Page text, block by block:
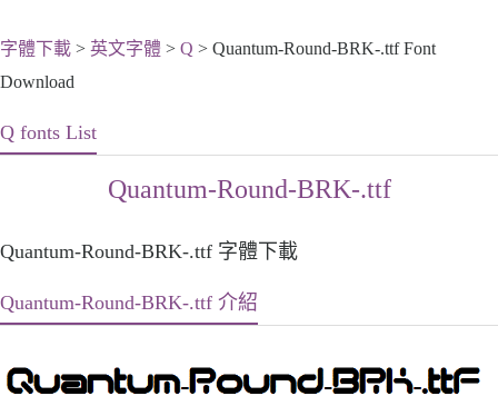
字體下載 > 英文字體 > Q > Quantum-Round-BRK-.ttf Font
Download
Q fonts List
Quantum-Round-BRK-.ttf
Quantum-Round-BRK-.ttf 字體下載
Quantum-Round-BRK-.ttf 介紹